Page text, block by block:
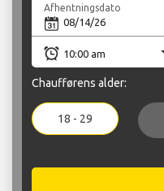
Afhentningsdato
Chaufførens alder:
18 - 29